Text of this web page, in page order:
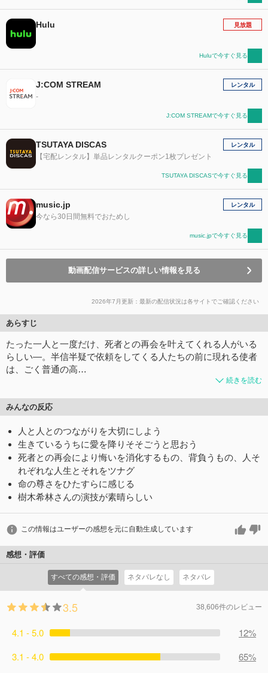
Hulu 見放題
Huluで今すぐ見る
J:COM STREAM
-
レンタル
J:COM STREAMで今すぐ見る
TSUTAYA DISCAS
【宅配レンタル】単品レンタルクーポン1枚プレゼント
レンタル
TSUTAYA DISCASで今すぐ見る
music.jp
今なら30日間無料でおためし
レンタル
music.jpで今すぐ見る
動画配信サービスの詳しい情報を見る
2026年7月更新：最新の配信状況は各サイトでご確認ください
あらすじ
たった一人と一度だけ、死者との再会を叶えてくれる人がいる
らしい―。半信半疑で依頼をしてくる人たちの前に現れる使者
は、ごく普通の高…
続きを読む
みんなの反応
人と人とのつながりを大切にしよう
生きているうちに愛を降りそそごうと思おう
死者との再会により悔いを消化するもの、背負うもの、人そ
れぞれな人生とそれをツナグ
命の尊さをひたすらに感じる
樹木希林さんの演技が素晴らしい
この情報はユーザーの感想を元に自動生成しています
感想・評価
すべての感想・評価 ネタバレなし ネタバレ
3.5 38,606件のレビュー
4.1 - 5.0
12%
3.1 - 4.0
65%